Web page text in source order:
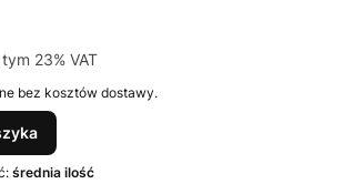
%s VAT
23%VAT
bez kosztów dostawy.
średnia ilość